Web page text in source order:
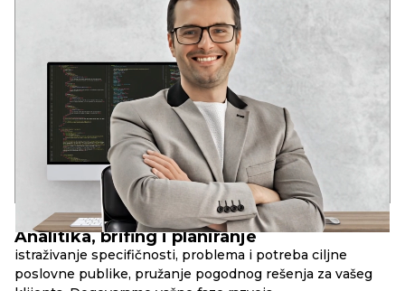
PRINCIPIRBAND
Analitika, brifing i planiranje
istraživanje specifičnosti, problema i potreba ciljne
poslovne publike, pružanje pogodnog rešenja za vašeg
17+
godina u razvoju
90+
uspešnih web-projekata
10+
složenih web-servisa
VODEĆI DEVELOPER
Dva stručna obrazovanja u oblasti razvoja softvera
U mladom uzrastu prepoznao potencijal informacionih
tehnologija: globalizaciju i duboku integraciju IT rešenja u
društvene strukture savremenog društva.
Iskustvo u raznim IT oblastima od 2006. godine. Analitičko
sistemsko razmišljanje. Kompetencije za rešavanje poslovnih
zadataka, DevOps, Full Stack, SEO.